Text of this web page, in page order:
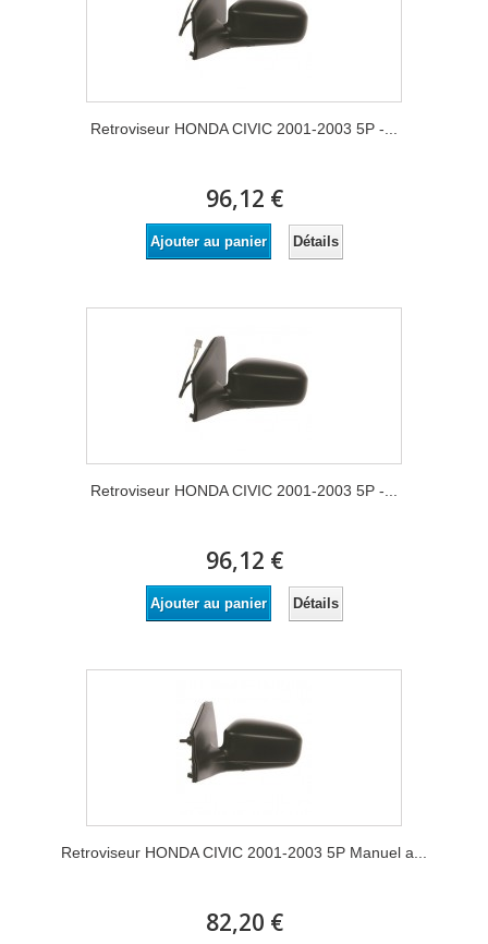
Retroviseur HONDA CIVIC 2001-2003 5P -...
96,12 €
Ajouter au panier Détails
Retroviseur HONDA CIVIC 2001-2003 5P -...
96,12 €
Ajouter au panier Détails
Retroviseur HONDA CIVIC 2001-2003 5P Manuel a...
82,20 €